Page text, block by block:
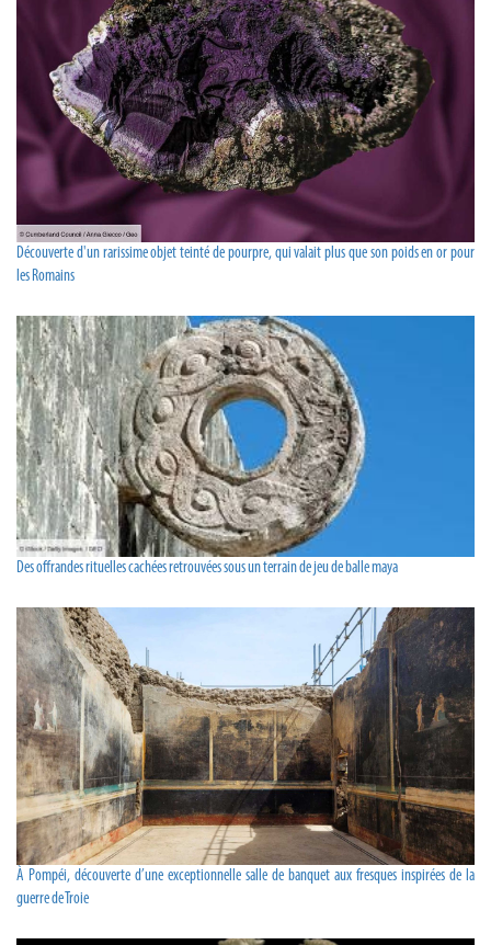
Découverte d'un rarissime objet teinté de pourpre, qui valait plus que son poids en or pour
les Romains
Des offrandes rituelles cachées retrouvées sous un terrain de jeu de balle maya
À Pompéi, découverte d’une exceptionnelle salle de banquet aux fresques inspirées de la
guerre de Troie